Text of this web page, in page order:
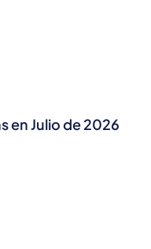
en Julio de 2026